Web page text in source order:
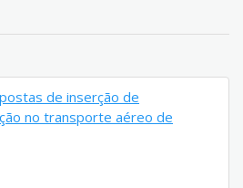
de inserção de
no transporte aéreo de